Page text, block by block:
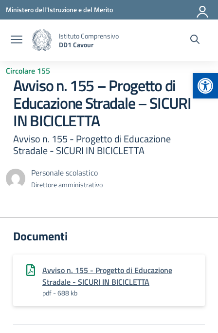
Vai ai contenuti
Vai al menu di navigazione
Vai al footer
Ministero dell'Istruzione e del Merito
Istituto Comprensivo
DD1 Cavour
Circolare 155
Avviso n. 155 – Progetto di
Educazione Stradale – SICURI
IN BICICLETTA
Avviso n. 155 - Progetto di Educazione
Stradale - SICURI IN BICICLETTA
Personale scolastico
Direttore amministrativo
Documenti
Avviso n. 155 - Progetto di Educazione
Stradale - SICURI IN BICICLETTA
pdf - 688 kb